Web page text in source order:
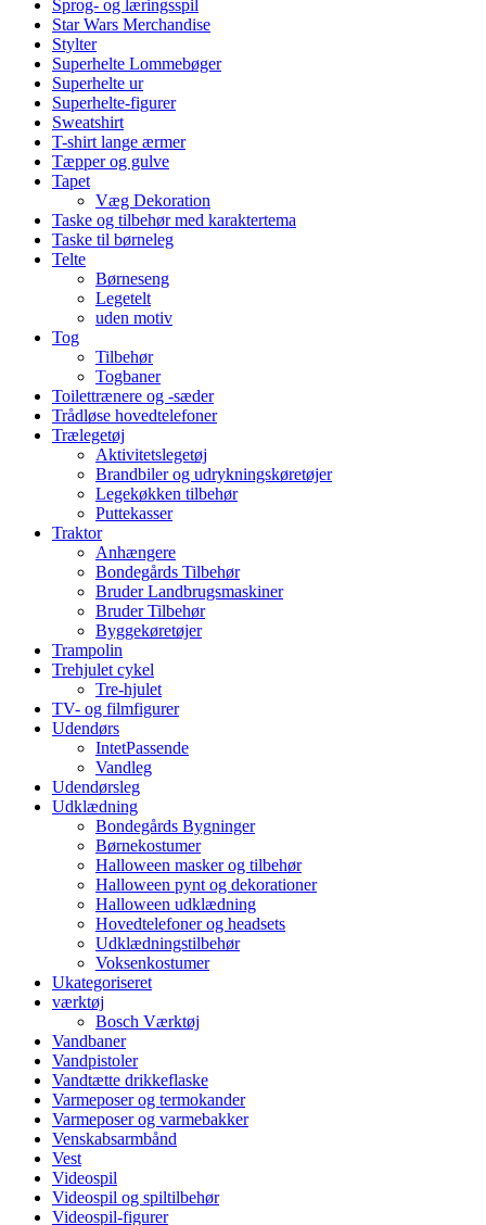
Sprog- og læringsspil
Star Wars Merchandise
Stylter
Superhelte Lommebøger
Superhelte ur
Superhelte-figurer
Sweatshirt
T-shirt lange ærmer
Tæpper og gulve
Tapet
Væg Dekoration
Taske og tilbehør med karaktertema
Taske til børneleg
Telte
Børneseng
Legetelt
uden motiv
Tog
Tilbehør
Togbaner
Toilettrænere og -sæder
Trådløse hovedtelefoner
Trælegetøj
Aktivitetslegetøj
Brandbiler og udrykningskøretøjer
Legekøkken tilbehør
Puttekasser
Traktor
Anhængere
Bondegårds Tilbehør
Bruder Landbrugsmaskiner
Bruder Tilbehør
Byggekøretøjer
Trampolin
Trehjulet cykel
Tre-hjulet
TV- og filmfigurer
Udendørs
IntetPassende
Vandleg
Udendørsleg
Udklædning
Bondegårds Bygninger
Børnekostumer
Halloween masker og tilbehør
Halloween pynt og dekorationer
Halloween udklædning
Hovedtelefoner og headsets
Udklædningstilbehør
Voksenkostumer
Ukategoriseret
værktøj
Bosch Værktøj
Vandbaner
Vandpistoler
Vandtætte drikkeflaske
Varmeposer og termokander
Varmeposer og varmebakker
Venskabsarmbånd
Vest
Videospil
Videospil og spiltilbehør
Videospil-figurer